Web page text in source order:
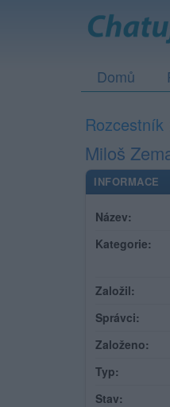
Domů
Rozcestník
Miloš
INFORMACE
Název:
Kategorie:
Založil:
Správci:
Založeno:
Typ:
Stav: